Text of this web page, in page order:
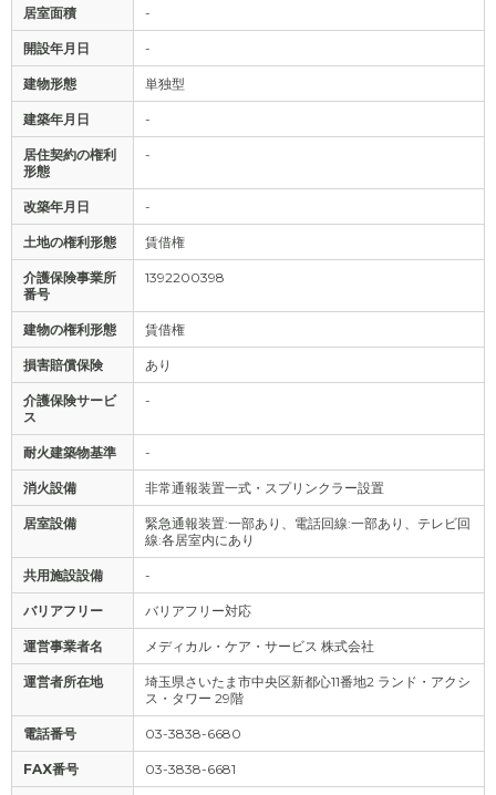
居室面積 -
開設年月日 -
建物形態 単独型
建築年月日 -
居住契約の権利
形態
-
改築年月日 -
土地の権利形態 賃借権
介護保険事業所
番号
1392200398
建物の権利形態 賃借権
損害賠償保険 あり
介護保険サービ
ス
-
耐火建築物基準 -
消火設備 非常通報装置一式・スプリンクラー設置
居室設備
緊急通報装置:一部あり、電話回線:一部あり、テレビ回
線:各居室内にあり
共用施設設備 -
バリアフリー バリアフリー対応
運営事業者名 メディカル・ケア・サービス 株式会社
運営者所在地
埼玉県さいたま市中央区新都心11番地2 ランド・アクシ
ス・タワー 29階
電話番号 03-3838-6680
FAX番号 03-3838-6681